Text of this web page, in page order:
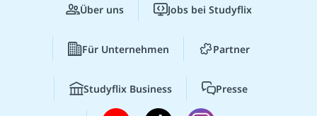
Über uns Jobs bei Studyflix
Für Unternehmen Partner
Studyflix Business Presse